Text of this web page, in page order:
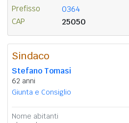
Prefisso 0364
CAP 25050
Sindaco
Stefano Tomasi
62 anni
Giunta e Consiglio
Nome abitanti